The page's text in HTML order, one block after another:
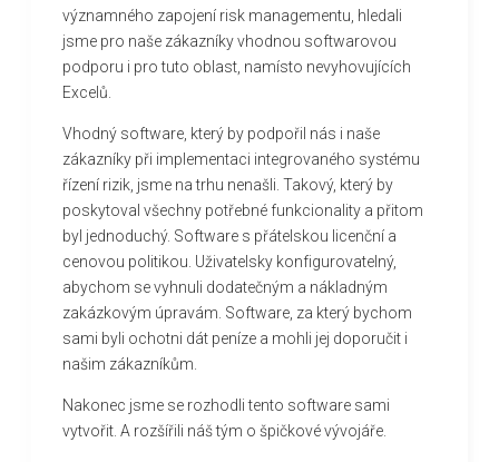
významného zapojení risk managementu, hledali
jsme pro naše zákazníky vhodnou softwarovou
podporu i pro tuto oblast, namísto nevyhovujících
Excelů.
Vhodný software, který by podpořil nás i naše
zákazníky při implementaci integrovaného systému
řízení rizik, jsme na trhu nenašli. Takový, který by
poskytoval všechny potřebné funkcionality a přitom
byl jednoduchý. Software s přátelskou licenční a
cenovou politikou. Uživatelsky konfigurovatelný,
abychom se vyhnuli dodatečným a nákladným
zakázkovým úpravám. Software, za který bychom
sami byli ochotni dát peníze a mohli jej doporučit i
našim zákazníkům.
Nakonec jsme se rozhodli tento software sami
vytvořit. A rozšířili náš tým o špičkové vývojáře.